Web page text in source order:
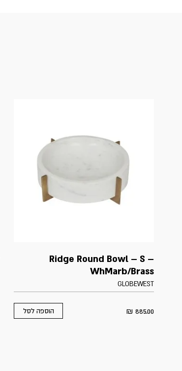
Ridge Round Bowl – S –
WhMarb/Brass
GLOBEWEST
885.00
₪ הוספה לסל